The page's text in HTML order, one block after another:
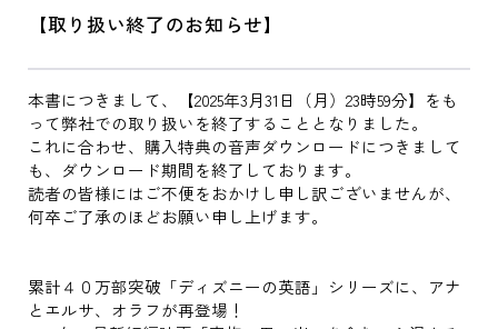
【取り扱い終了のお知らせ】
本書につきまして、【2025年3月31日（月）23時59分】をも
って弊社での取り扱いを終了することとなりました。
これに合わせ、購入特典の音声ダウンロードにつきまして
も、ダウンロード期間を終了しております。
読者の皆様にはご不便をおかけし申し訳ございませんが、
何卒ご了承のほどお願い申し上げます。
累計４０万部突破「ディズニーの英語」シリーズに、アナ
とエルサ、オラフが再登場！